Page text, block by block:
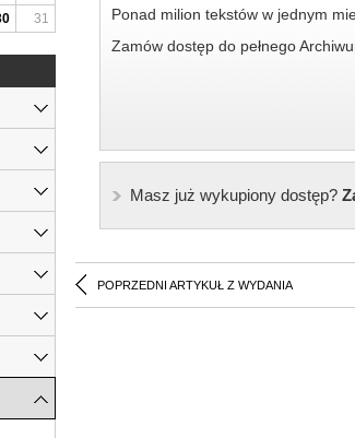
Ponad milion tekstów w jednym
Zamów dostęp do pełnego
Masz już wykupiony dostęp?
POPRZEDNI ARTYKUŁ Z WYDANIA
31